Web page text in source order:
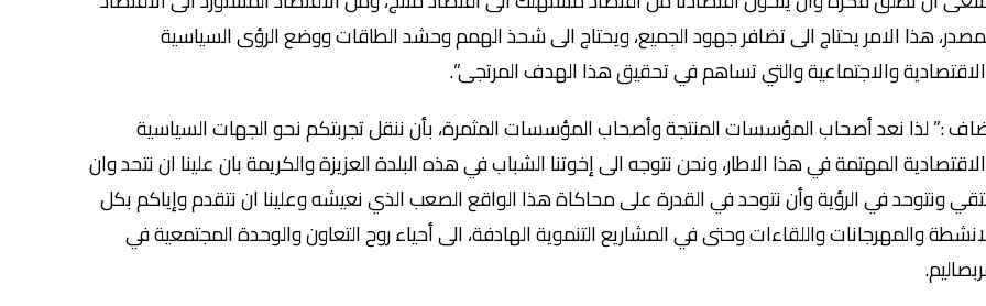
هذا الامر يحتاج الى تضافر جهود الجميع، ويحتاج الى شحذ الهمم وحشد الطاقات ووضع الرؤى السياسية
والاجتماعية والتي تساهم في تحقيق هذا الهدف المرتجى”.
:” لذا نعد أصحاب المؤسسات المنتجة وأصحاب المؤسسات المثمرة، بأن ننقل تجربتكم نحو الجهات السياسية
المهتمة في هذا الاطار، ونحن نتوجه الى إخوتنا الشباب في هذه البلدة العزيزة والكريمة بان علينا ان نتحد وان
ونتوحد في الرؤية وأن نتوحد في القدرة على محاكاة هذا الواقع الصعب الذي نعيشه وعلينا ان نتقدم وإياكم بكل
والمهرجانات واللقاءات وحتى في المشاريع التنموية الهادفة، الى أحياء روح التعاون والوحدة المجتمعية في